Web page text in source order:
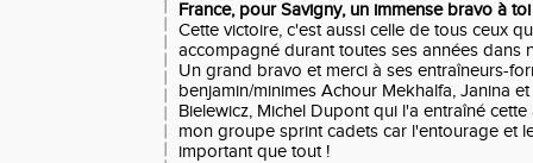
France, pour Savigny, un immense bravo à
Cette victoire, c'est aussi celle de tous ceux
accompagné durant toutes ses années dans
Un grand bravo et merci à ses entraîneurs-
benjamin/minimes Achour Mekhalfa, Janina
Bielewicz, Michel Dupont qui l'a entraîné
mon groupe sprint cadets car l'entourage et
important que tout !